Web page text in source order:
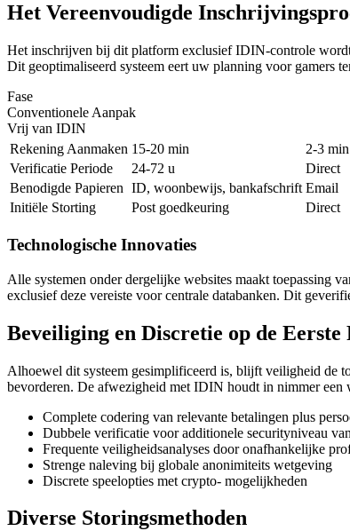
Het Vereenvoudigde
Het inschrijven bij dit platform exclusief IDIN-controle wordt
Dit geoptimaliseerd systeem eert uw planning voor gamers
Fase
Conventionele Aanpak
Vrij van IDIN
Rekening Aanmaken 15-20 min
2-3 min
Verificatie Periode
24-72 u
Direct
Benodigde Papieren ID, woonbewijs, bankafschrift Email
Initiële Storting
Post goedkeuring Direct
Technologische Innovaties
Alle systemen onder dergelijke websites maakt toepassing
exclusief deze vereiste voor centrale databanken. Dit
Beveiliging en Discretie op de Eerste
Alhoewel dit systeem gesimplificeerd is, blijft veiligheid de
bevorderen. De afwezigheid met IDIN houdt in nimmer een
Complete codering van relevante betalingen plus
Dubbele verificatie voor additionele securityniveau
Frequente veiligheidsanalyses door onafhankelijke
Strenge naleving bij globale anonimiteits wetgeving
Discrete speelopties met crypto- mogelijkheden
Diverse Storingsmethoden